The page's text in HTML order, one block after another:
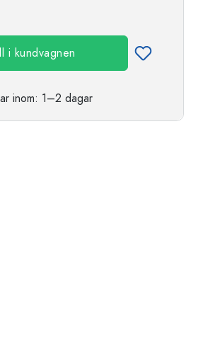
i kundvagnen
inom: 1–2 dagar